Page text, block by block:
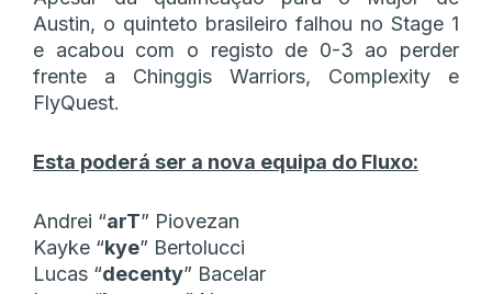
Austin, o quinteto brasileiro falhou no Stage 1
e acabou com o registo de 0-3 ao perder
frente a Chinggis Warriors, Complexity e
FlyQuest.
Esta poderá ser a nova equipa do Fluxo:
Andrei “arT” Piovezan
Kayke “kye” Bertolucci
Lucas “decenty” Bacelar